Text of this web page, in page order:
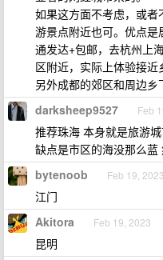
如果这方面不考虑，或
游景点附近也可。优点
通发达+包邮，去杭州上
区附近，实际上体验接近
另外成都的郊区和周边乡
darksheep9527 Feb
推荐珠海 本身就是旅游
缺点是市区的海没那么
bytenoob Feb 19, 2023
江门
Akitora Feb 19, 2023
昆明